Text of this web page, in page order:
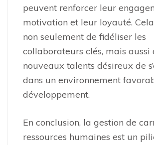
peuvent renforcer leur
motivation et leur loyauté.
non seulement de fidéliser les
collaborateurs clés, mais aussi
nouveaux talents désireux de
dans un environnement
développement.
En conclusion, la gestion de
ressources humaines est un